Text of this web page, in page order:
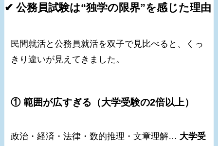
✔ 公務員試験は“独学の限界”を感じた理由
民間就活と公務員就活を双子で見比べると、くっ
きり違いが見えてきました。
① 範囲が広すぎる（大学受験の2倍以上）
政治・経済・法律・数的推理・文章理解… 大学受